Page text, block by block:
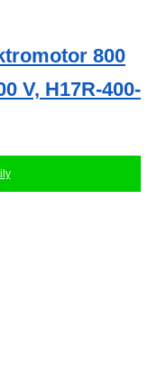
800
V, H17R-400-